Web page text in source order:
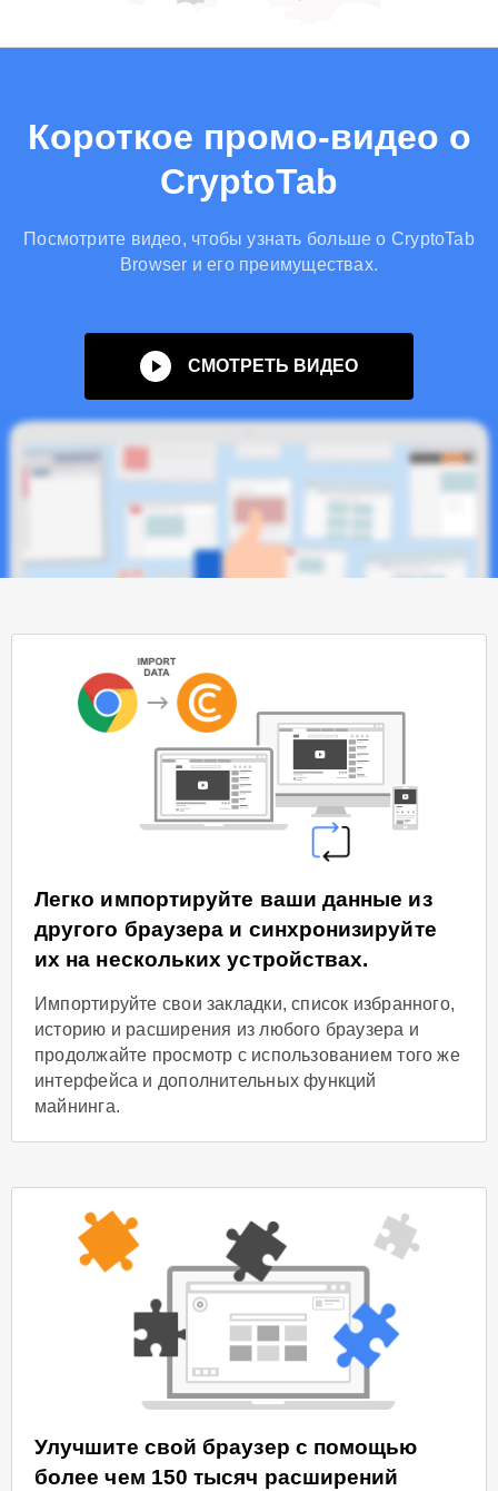
Короткое промо-видео о
CryptoTab
Посмотрите видео, чтобы узнать больше о CryptoTab
Browser и его преимуществах.
СМОТРЕТЬ ВИДЕО
Легко импортируйте ваши данные из
другого браузера и синхронизируйте
их на нескольких устройствах.
Импортируйте свои закладки, список избранного,
историю и расширения из любого браузера и
продолжайте просмотр с использованием того же
интерфейса и дополнительных функций
майнинга.
Улучшите свой браузер с помощью
более чем 150 тысяч расширений